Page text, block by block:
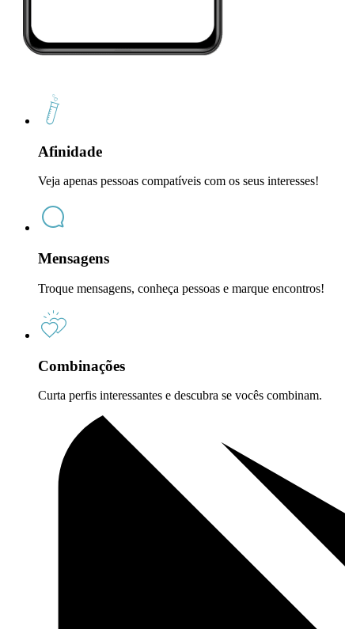
Afinidade
Veja apenas pessoas compatíveis com os seus interesses!
Mensagens
Troque mensagens, conheça pessoas e marque encontros!
Combinações
Curta perfis interessantes e descubra se vocês combinam.